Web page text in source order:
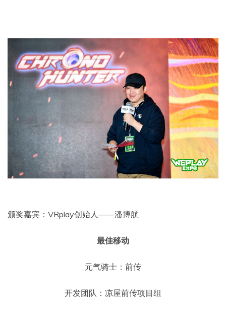
颁奖嘉宾：VRplay创始人——潘博航
最佳移动
元气骑士：前传
开发团队：凉屋前传项目组